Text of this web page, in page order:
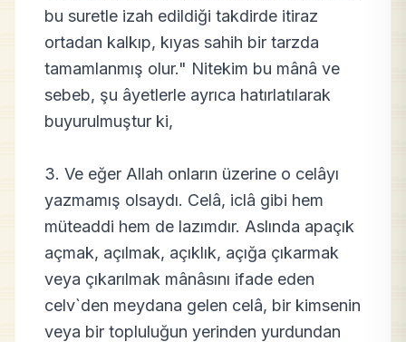
bu suretle izah edildiği takdirde itiraz
ortadan kalkıp, kıyas sahih bir tarzda
tamamlanmış olur." Nitekim bu mânâ ve
sebeb, şu âyetlerle ayrıca hatırlatılarak
buyurulmuştur ki,
3. Ve eğer Allah onların üzerine o celâyı
yazmamış olsaydı. Celâ, iclâ gibi hem
müteaddi hem de lazımdır. Aslında apaçık
açmak, açılmak, açıklık, açığa çıkarmak
veya çıkarılmak mânâsını ifade eden
celv`den meydana gelen celâ, bir kimsenin
veya bir topluluğun yerinden yurdundan